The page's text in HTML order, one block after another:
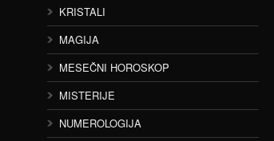
KRISTALI
MAGIJA
MESEČNI HOROSKOP
MISTERIJE
NUMEROLOGIJA